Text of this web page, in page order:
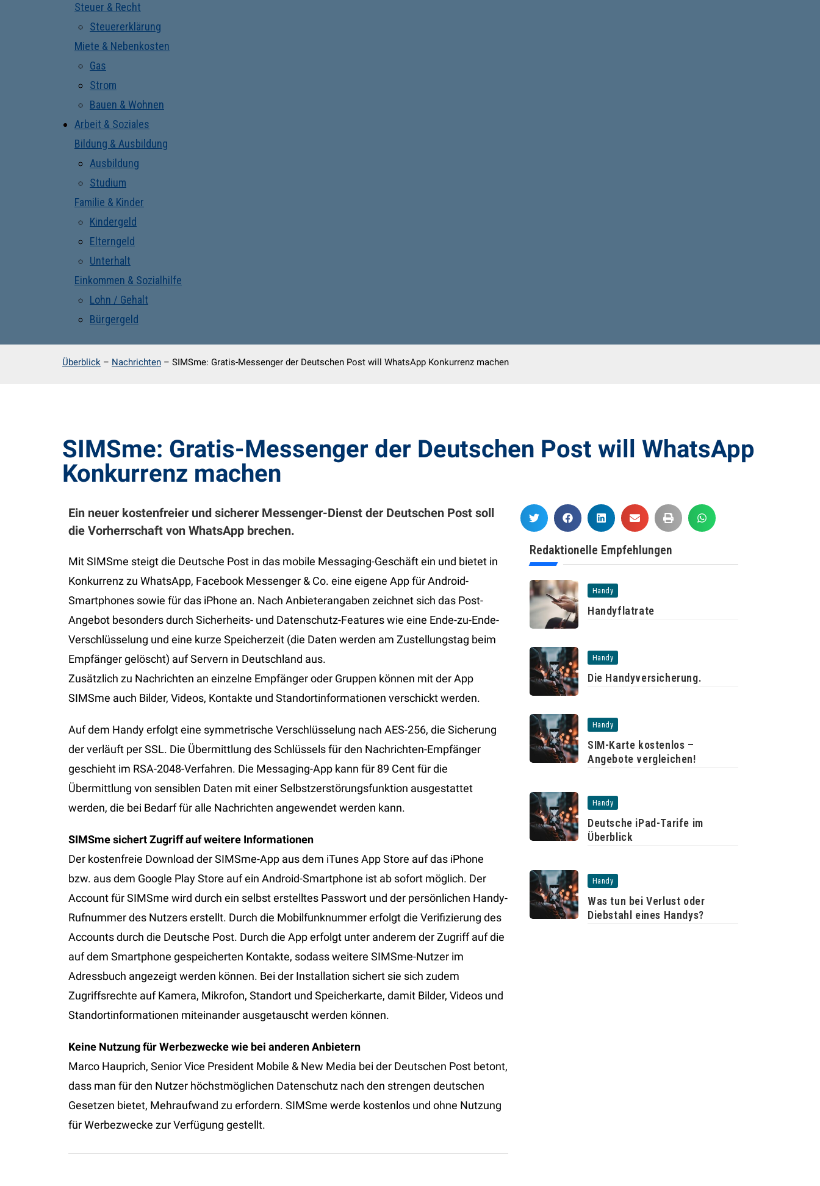
Steuer & Recht
Steuererklärung
Miete & Nebenkosten
Gas
Strom
Bauen & Wohnen
Arbeit & Soziales
Bildung & Ausbildung
Ausbildung
Studium
Familie & Kinder
Kindergeld
Elterngeld
Unterhalt
Einkommen & Sozialhilfe
Lohn / Gehalt
Bürgergeld
Überblick – Nachrichten – SIMSme: Gratis-Messenger der Deutschen Post will WhatsApp Konkurrenz machen
SIMSme: Gratis-Messenger der Deutschen Post will WhatsApp
Konkurrenz machen
Ein neuer kostenfreier und sicherer Messenger-Dienst der Deutschen Post soll
die Vorherrschaft von WhatsApp brechen.
Mit SIMSme steigt die Deutsche Post in das mobile Messaging-Geschäft ein und bietet in
Konkurrenz zu WhatsApp, Facebook Messenger & Co. eine eigene App für Android-
Smartphones sowie für das iPhone an. Nach Anbieterangaben zeichnet sich das Post-
Angebot besonders durch Sicherheits- und Datenschutz-Features wie eine Ende-zu-Ende-
Verschlüsselung und eine kurze Speicherzeit (die Daten werden am Zustellungstag beim
Empfänger gelöscht) auf Servern in Deutschland aus.
Zusätzlich zu Nachrichten an einzelne Empfänger oder Gruppen können mit der App
SIMSme auch Bilder, Videos, Kontakte und Standortinformationen verschickt werden.
Auf dem Handy erfolgt eine symmetrische Verschlüsselung nach AES-256, die Sicherung
der verläuft per SSL. Die Übermittlung des Schlüssels für den Nachrichten-Empfänger
geschieht im RSA-2048-Verfahren. Die Messaging-App kann für 89 Cent für die
Übermittlung von sensiblen Daten mit einer Selbstzerstörungsfunktion ausgestattet
werden, die bei Bedarf für alle Nachrichten angewendet werden kann.
SIMSme sichert Zugriff auf weitere Informationen
Der kostenfreie Download der SIMSme-App aus dem iTunes App Store auf das iPhone
bzw. aus dem Google Play Store auf ein Android-Smartphone ist ab sofort möglich. Der
Account für SIMSme wird durch ein selbst erstelltes Passwort und der persönlichen Handy-
Rufnummer des Nutzers erstellt. Durch die Mobilfunknummer erfolgt die Verifizierung des
Accounts durch die Deutsche Post. Durch die App erfolgt unter anderem der Zugriff auf die
auf dem Smartphone gespeicherten Kontakte, sodass weitere SIMSme-Nutzer im
Adressbuch angezeigt werden können. Bei der Installation sichert sie sich zudem
Zugriffsrechte auf Kamera, Mikrofon, Standort und Speicherkarte, damit Bilder, Videos und
Standortinformationen miteinander ausgetauscht werden können.
Keine Nutzung für Werbezwecke wie bei anderen Anbietern
Marco Hauprich, Senior Vice President Mobile & New Media bei der Deutschen Post betont,
dass man für den Nutzer höchstmöglichen Datenschutz nach den strengen deutschen
Gesetzen bietet, Mehraufwand zu erfordern. SIMSme werde kostenlos und ohne Nutzung
für Werbezwecke zur Verfügung gestellt.
Redaktionelle Empfehlungen
Handy
Handyflatrate
Handy
Die Handyversicherung.
Handy
SIM-Karte kostenlos –
Angebote vergleichen!
Handy
Deutsche iPad-Tarife im
Überblick
Handy
Was tun bei Verlust oder
Diebstahl eines Handys?